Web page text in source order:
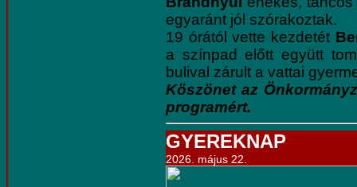
egyaránt jól szórakoztak.
19 órától vette kezdetét
a színpad előtt együtt
bulival zárult a vattai
Köszönet az
programért.
GYEREKNAP
2026. május 22.